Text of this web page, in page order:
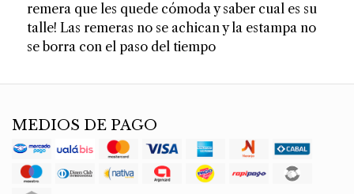
remera que les quede cómoda y saber cual es su
talle! Las remeras no se achican y la estampa no
se borra con el paso del tiempo
MEDIOS DE PAGO